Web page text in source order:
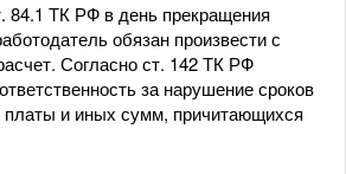
84.1 ТК РФ в день прекращения
обязан произвести с
Согласно ст. 142 ТК РФ
за нарушение сроков
платы и иных сумм, причитающихся